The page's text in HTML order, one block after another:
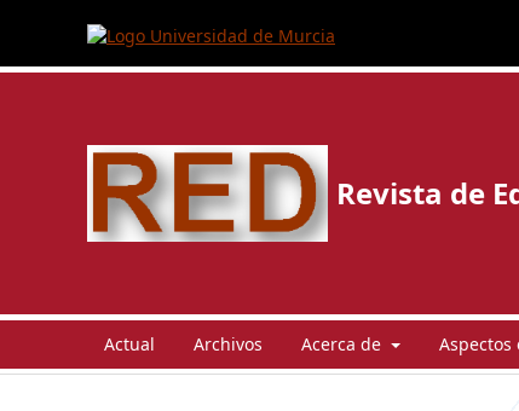
Revista de
Actual Archivos Acerca de Aspectos